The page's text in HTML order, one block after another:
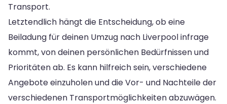
Transport.
Letztendlich hängt die Entscheidung, ob eine
Beiladung für deinen Umzug nach Liverpool infrage
kommt, von deinen persönlichen Bedürfnissen und
Prioritäten ab. Es kann hilfreich sein, verschiedene
Angebote einzuholen und die Vor- und Nachteile der
verschiedenen Transportmöglichkeiten abzuwägen.